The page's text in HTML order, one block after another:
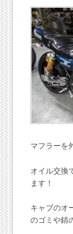
マフラーを
オイル交換
ます！
キャブのオ
のゴミや錆